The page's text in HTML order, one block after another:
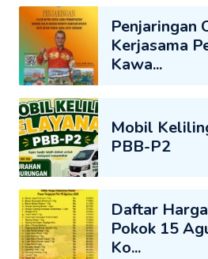
Penjaringan
Kerjasama
Kawa...
Mobil
PBB-P2
Daftar
Pokok 15
Ko...